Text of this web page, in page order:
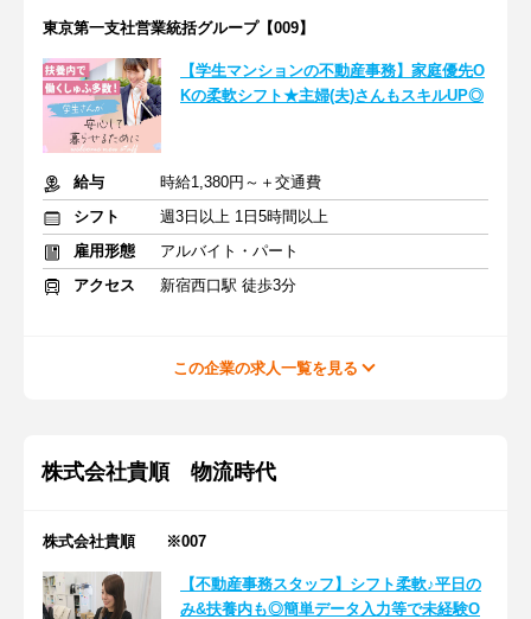
東京第一支社営業統括グループ【009】
【学生マンションの不動産事務】家庭優先O
Kの柔軟シフト★主婦(夫)さんもスキルUP◎
給与
時給1,380円～＋交通費
シフト
週3日以上 1日5時間以上
雇用形態
アルバイト・パート
アクセス
新宿西口駅 徒歩3分
この企業の求人一覧を見る
株式会社貴順 物流時代
株式会社貴順 ※007
【不動産事務スタッフ】シフト柔軟♪平日の
み&扶養内も◎簡単データ入力等で未経験O